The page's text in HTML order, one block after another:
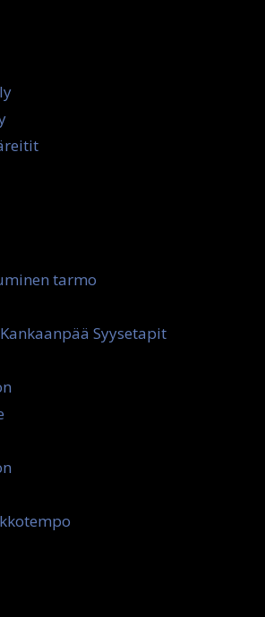
tarmo
Syysetapit